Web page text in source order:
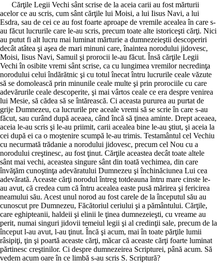
Cărţile Legii Vechi sânt scrise de la aceia carii au fost mărturii
acelor ce au scris, cum sânt cărţile lui Moisi, a lui Iisus Navi, a lui
Esdra, sau de cei ce au fost foarte aproape de vremile acealea în care s-
au făcut lucrurile care le-au scris, precum toate alte istoriceşti cărţi. Nici
au putut fi alt lucru mai luminat mărturie a dumnezeieştii descoperiri
decât atâtea şi aşea de mari minuni care, înaintea norodului jidovesc,
Moisi, Iisus Navi, Samuil şi prorocii le-au făcut. Însă cărţile Legii
Vechi în osibite vremi sânt scrise, ca cu lungimea vremilor necredinţa
norodului celui îndărătnic şi cu totul înecat întru lucrurile ceale văzute
să se domolească prin minunile ceale multe şi prin prorociile cu care
adevărurile ceale descoperite, şi mai vârtos ceale ce era despre venirea
lui Mesie, să cădea să se întărească. Ci aceasta pururea au purtat de
grije Dumnezeu, ca lucrurile pre aceale vremi să se scrie în care s-au
făcut, sau curând după aceaea, când încă să ţinea aminte. Drept aceaea,
aceia le-au scris şi le-au priimit, carii acealea bine le-au ştiut, şi aceia la
cei după ei ca o moştenire scumpă le-au trimis. Testamântul cel Vechiu
cu necurmată trădanie a norodului jidovesc, precum cel Nou cu a
norodului creştinesc, au fost ţinut. Cărţile aceastea decât toate altele
sânt mai vechi, aceastea singure sânt din toată vechimea, din care
învăţăm cunoştinţa adevăratului Dumnezeu şi închinăciunea Lui cea
adevărată. Aceaste cărţi norodul întreg totdeauna întru mare cinste le-
au avut, că credea cum că întru acealea easte pusă mărirea şi fericirea
neamului său. Acest unul norod au fost carele de la începutul său au
cunoscut pre Dumnezeu, Făcătoriul ceriului şi a pământului. Cărţile,
care eghipteanii, haldeii şi elinii le ţinea dumnezeieşti, cu vreame au
perit, numai singuri jidovii temeiul legii şi al credinţii sale, precum de la
început l-au avut, l-au ţinut. Încă şi acum, mai în toate părţile lumii
râsipiţi, ţin şi poartă aceaste cărţi, măcar că aceaste cărţi foarte luminat
părtinesc creştinilor. Ci despre dumnezeirea Scripturei, până acum. Să
vedem acum oare în ce limbă s-au scris S. Scriptură?